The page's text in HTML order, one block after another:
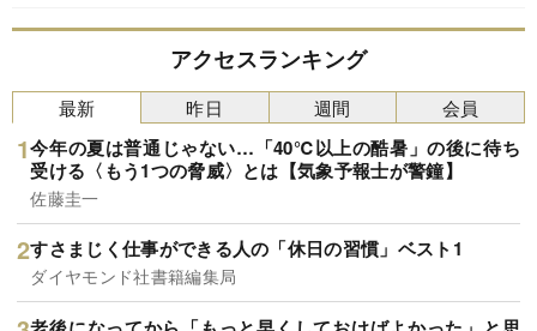
アクセスランキング
最新
今年の夏は普通じゃない…「40℃以上の酷暑」の後に待ち
受ける〈もう1つの脅威〉とは【気象予報士が警鐘】
佐藤圭一
すさまじく仕事ができる人の「休日の習慣」ベスト1
ダイヤモンド社書籍編集局
昨日 週間 会員